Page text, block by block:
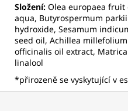
Složení: Olea europaea
aqua, Butyrospermum
hydroxide, Sesamum
seed oil, Achillea
officinalis oil extract,
linalool
*přirozeně se vyskytující v
Z